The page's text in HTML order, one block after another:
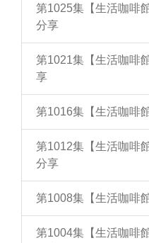
第1025集【生活咖啡
分享
第1021集【生活咖啡
享
第1016集【生活咖啡
第1012集【生活咖啡
分享
第1008集【生活咖啡
第1004集【生活咖啡